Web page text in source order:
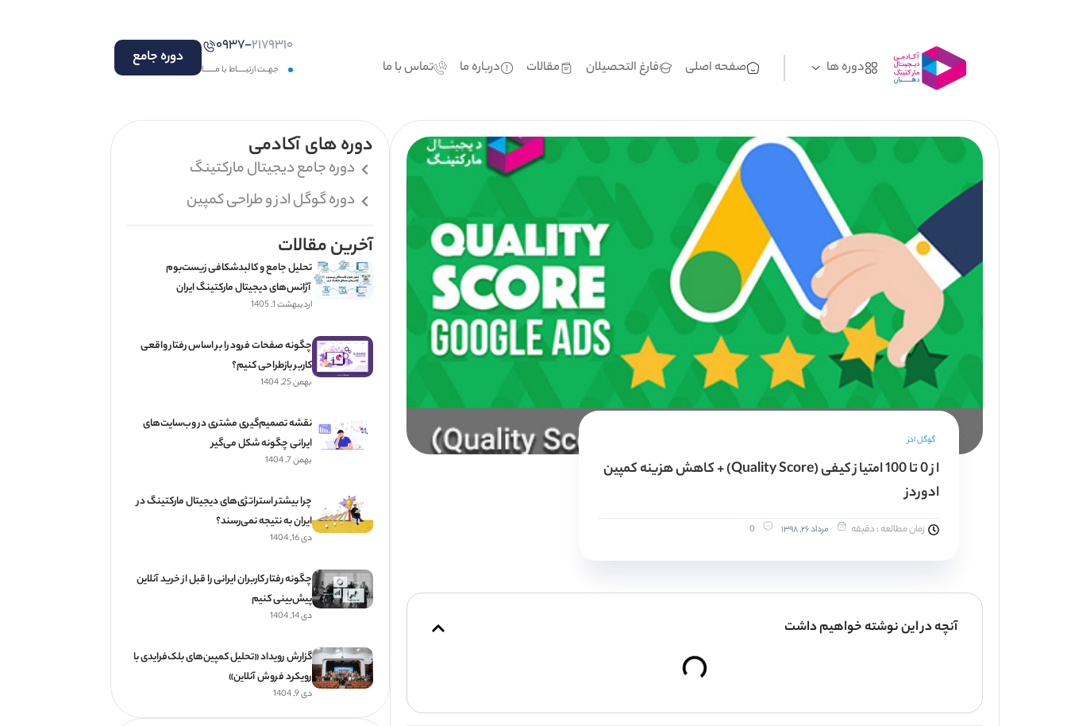
دوره ها صفحه اصلی فارغ التحصیلان مقالات درباره ما تماس با ما
۰۹۳۷-۲۱۷۹۳۱۰
جهــت ارتبـــــاط با مـــــــا
دوره جامع
گوگل ادز
از 0 تا 100 امتیاز کیفی (Quality Score) + کاهش هزینه کمپین
ادوردز
زمان مطالعه : دقیقه مرداد ۲۶, ۱۳۹۸ 0
آنچه در این نوشته خواهیم داشت
دوره های آکادمی
دوره جامع دیجیتال مارکتینگ
دوره گوگل ادز و طراحی کمپین
آخرین مقالات
تحلیل جامع و کالبدشکافی زیست‌بوم
آژانس‌های دیجیتال مارکتینگ ایران
اردیبهشت 1, 1405
چگونه صفحات فرود را بر اساس رفتار واقعی
کاربر بازطراحی کنیم؟
بهمن 25, 1404
نقشه تصمیم‌گیری مشتری در وب‌سایت‌های
ایرانی چگونه شکل می‌گیر
بهمن 7, 1404
چرا بیشتر استراتژی‌های دیجیتال مارکتینگ در
ایران به نتیجه نمی‌رسند؟
دی 16, 1404
چگونه رفتار کاربران ایرانی را قبل از خرید آنلاین
پیش‌بینی کنیم
دی 14, 1404
گزارش رویداد «تحلیل کمپین‌های بلک‌فرایدی با
رویکرد فروش آنلاین»
دی 9, 1404